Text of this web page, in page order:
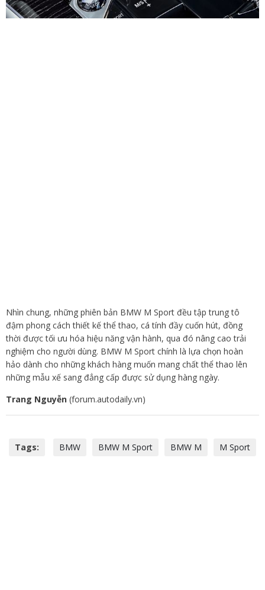
Nhìn chung, những phiên bản BMW M Sport đều tập trung tô
đậm phong cách thiết kế thể thao, cá tính đầy cuốn hút, đồng
thời được tối ưu hóa hiệu năng vận hành, qua đó nâng cao trải
nghiệm cho người dùng. BMW M Sport chính là lựa chọn hoàn
hảo dành cho những khách hàng muốn mang chất thể thao lên
những mẫu xế sang đẳng cấp được sử dụng hàng ngày.
Trang Nguyễn (forum.autodaily.vn)
Tags: BMW BMW M Sport BMW M M Sport